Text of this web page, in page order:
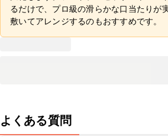
るだけで、プロ級の滑らかな口当たりが
敷いてアレンジするのもおすすめです。
よくある質問